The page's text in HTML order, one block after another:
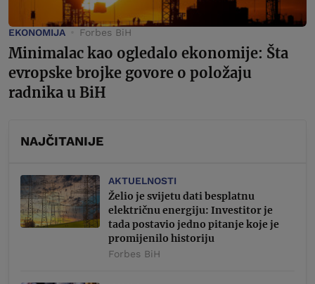
EKONOMIJA Forbes BiH
Minimalac kao ogledalo ekonomije: Šta
evropske brojke govore o položaju
radnika u BiH
NAJČITANIJE
AKTUELNOSTI
Želio je svijetu dati besplatnu
električnu energiju: Investitor je
tada postavio jedno pitanje koje je
promijenilo historiju
Forbes BiH